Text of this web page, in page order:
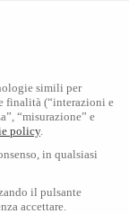
simili per
finalità (“interazioni e
“misurazione” e
policy.
in qualsiasi
il pulsante
accettare.